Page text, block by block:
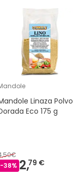
Linaza Polvo
Eco 175 g
-38% 2,79 €